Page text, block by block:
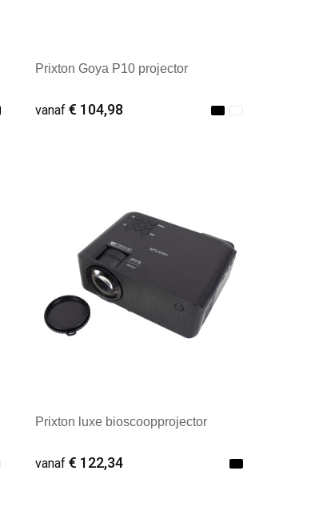
Prixton Goya P10 projector
vanaf € 104,98
Prixton luxe bioscoopprojector
vanaf € 122,34